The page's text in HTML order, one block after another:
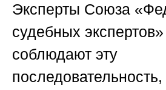
Эксперты Союза
судебных экспертов»
соблюдают эту
последовательность,